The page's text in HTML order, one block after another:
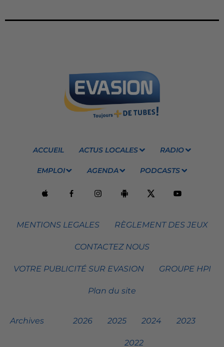
ACCUEIL ACTUS LOCALES RADIO
EMPLOI AGENDA PODCASTS
MENTIONS LEGALES RÈGLEMENT DES JEUX
CONTACTEZ NOUS
VOTRE PUBLICITÉ SUR EVASION GROUPE HPI
Plan du site
Archives 2026 2025 2024 2023
2022